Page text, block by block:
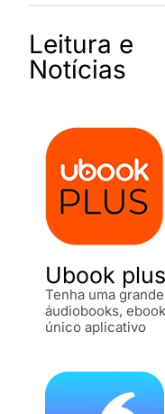
Leitura e
Notícias
Ubook plus
Tenha uma
áudiobooks,
único aplicativo